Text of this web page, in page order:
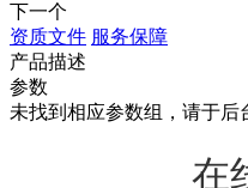
下一个
资质文件 服务保障
产品描述
参数
未找到相应参数组，请于后
在